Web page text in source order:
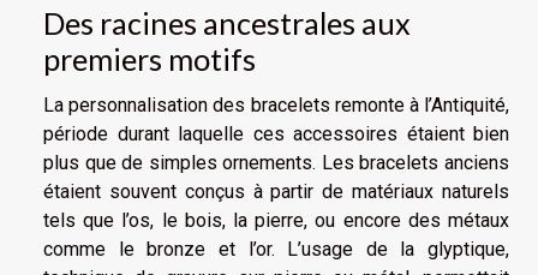
Des racines ancestrales aux
premiers motifs
La personnalisation des bracelets remonte à l’Antiquité,
période durant laquelle ces accessoires étaient bien
plus que de simples ornements. Les bracelets anciens
étaient souvent conçus à partir de matériaux naturels
tels que l’os, le bois, la pierre, ou encore des métaux
comme le bronze et l’or. L’usage de la glyptique,